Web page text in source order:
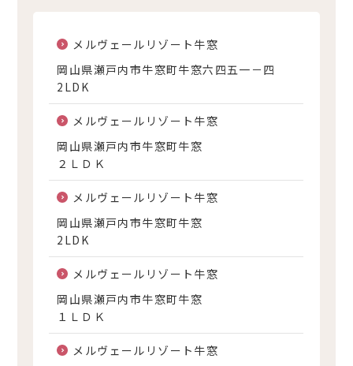
メルヴェールリゾート牛窓
岡山県瀬戸内市牛窓町牛窓六四五一－四
2LDK
メルヴェールリゾート牛窓
岡山県瀬戸内市牛窓町牛窓
２ＬＤＫ
メルヴェールリゾート牛窓
岡山県瀬戸内市牛窓町牛窓
2LDK
メルヴェールリゾート牛窓
岡山県瀬戸内市牛窓町牛窓
１ＬＤＫ
メルヴェールリゾート牛窓